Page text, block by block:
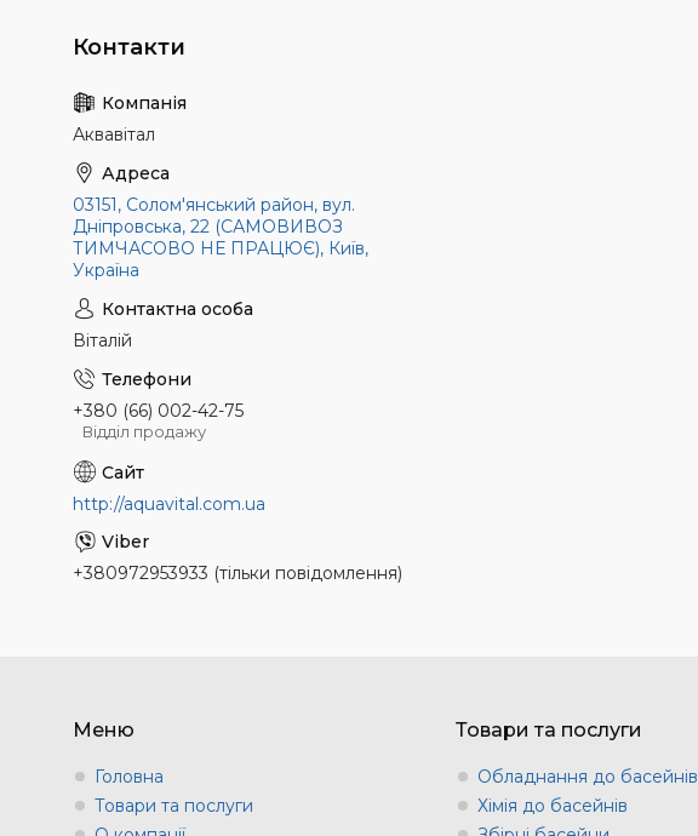
Аквавітал
03151, Солом'янський район, вул.
Дніпровська, 22 (САМОВИВОЗ
ТИМЧАСОВО НЕ ПРАЦЮЄ), Київ,
Україна
Віталій
+380 (66) 002-42-75
Відділ продажу
http://aquavital.com.ua
+380972953933 (тільки повідомлення)
Меню
Головна
Товари та послуги
Товари та послуги
Обладнання до басейнів
Хімія до басейнів